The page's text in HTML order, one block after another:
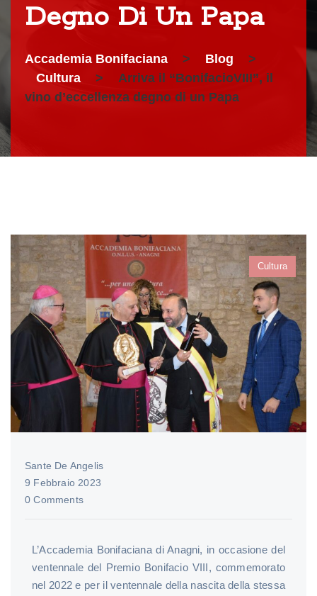
Degno Di Un Papa
Accademia Bonifaciana > Blog
>
Cultura
>
Arriva il “BonifacioVIII”, il
vino d’eccellenza degno di un Papa
Cultura
Sante De Angelis
9 Febbraio 2023
0 Comments
L’Accademia Bonifaciana di Anagni, in occasione del
ventennale del Premio Bonifacio VIII, commemorato
nel 2022 e per il ventennale della nascita della stessa